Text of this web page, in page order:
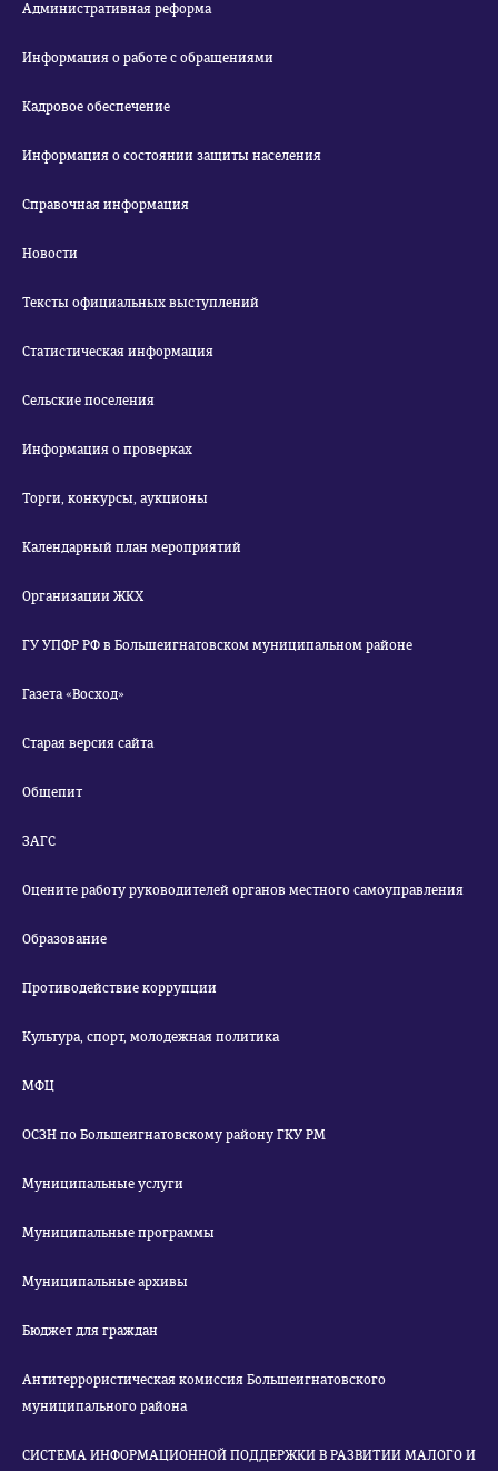
Административная реформа
Информация о работе с обращениями
Кадровое обеспечение
Информация о состоянии защиты населения
Справочная информация
Новости
Тексты официальных выступлений
Статистическая информация
Сельские поселения
Информация о проверках
Торги, конкурсы, аукционы
Календарный план мероприятий
Организации ЖКХ
ГУ УПФР РФ в Большеигнатовском муниципальном районе
Газета «Восход»
Старая версия сайта
Общепит
ЗАГС
Оцените работу руководителей органов местного самоуправления
Образование
Противодействие коррупции
Культура, спорт, молодежная политика
МФЦ
ОСЗН по Большеигнатовскому району ГКУ РМ
Муниципальные услуги
Муниципальные программы
Муниципальные архивы
Бюджет для граждан
Антитеррористическая комиссия Большеигнатовского
муниципального района
СИСТЕМА ИНФОРМАЦИОННОЙ ПОДДЕРЖКИ В РАЗВИТИИ МАЛОГО И